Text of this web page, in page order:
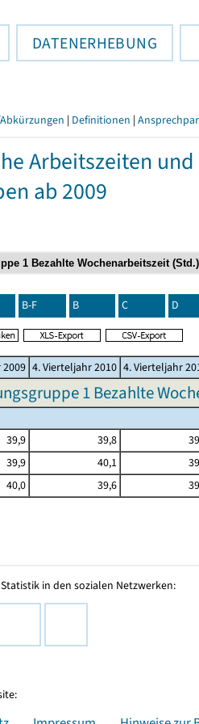
DATENERHEBUNG
| Definitionen |
Arbeitszeiten
ab 2009
B-F B C D
4. Vierteljahr 2010 4. Vierteljahr
1 Bezahlte
39,9 39,8
39,9 40,1
40,0 39,6
in den sozialen Netzwerken: